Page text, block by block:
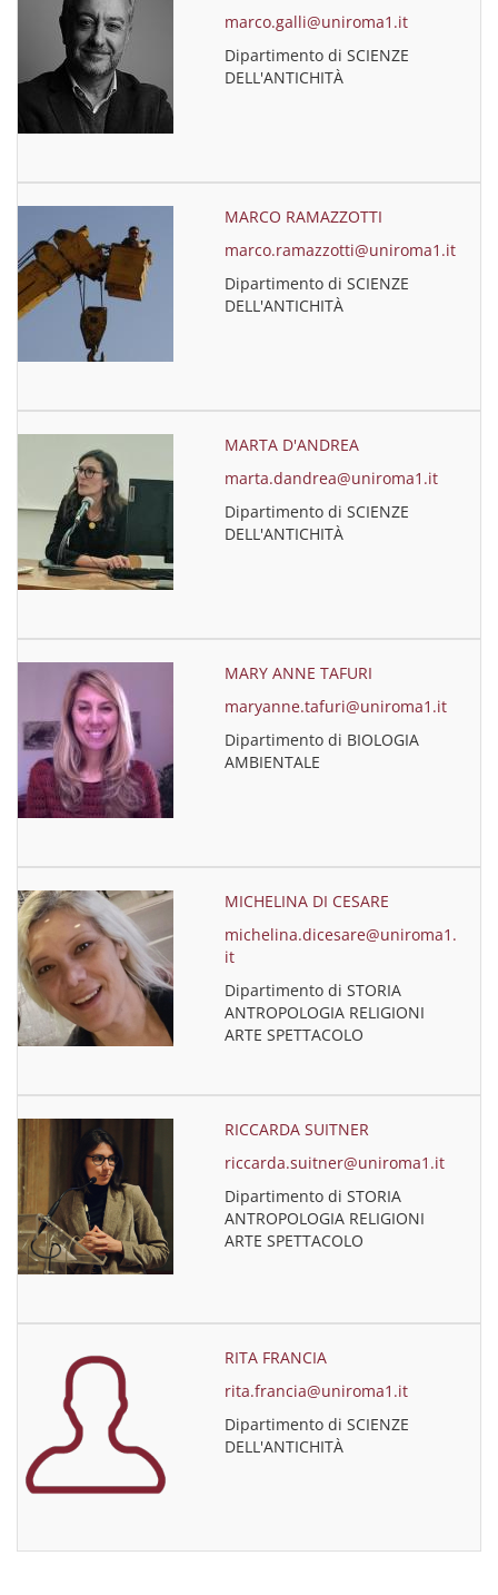
marco.galli@uniroma1.it
Dipartimento di SCIENZE
DELL'ANTICHITÀ
MARCO RAMAZZOTTI
marco.ramazzotti@uniroma1.it
Dipartimento di SCIENZE
DELL'ANTICHITÀ
MARTA D'ANDREA
marta.dandrea@uniroma1.it
Dipartimento di SCIENZE
DELL'ANTICHITÀ
MARY ANNE TAFURI
maryanne.tafuri@uniroma1.it
Dipartimento di BIOLOGIA
AMBIENTALE
MICHELINA DI CESARE
michelina.dicesare@uniroma1.
it
Dipartimento di STORIA
ANTROPOLOGIA RELIGIONI
ARTE SPETTACOLO
RICCARDA SUITNER
riccarda.suitner@uniroma1.it
Dipartimento di STORIA
ANTROPOLOGIA RELIGIONI
ARTE SPETTACOLO
RITA FRANCIA
rita.francia@uniroma1.it
Dipartimento di SCIENZE
DELL'ANTICHITÀ